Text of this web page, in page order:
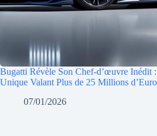
Bugatti Révèle Son Chef-d’œuvre Inédit
Unique Valant Plus de 25 Millions
07/01/2026